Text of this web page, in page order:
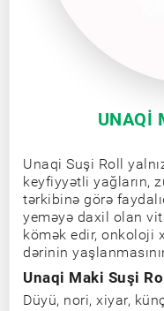
UNAQI
Unaqi Suşi Roll
keyfiyyətli yağların,
tərkibinə görə
yeməyə daxil olan
kömək edir, onkoloji
dərinin
Unaqi Maki Suşi
Düyü, nori, xiyar,